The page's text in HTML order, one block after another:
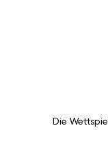
Die